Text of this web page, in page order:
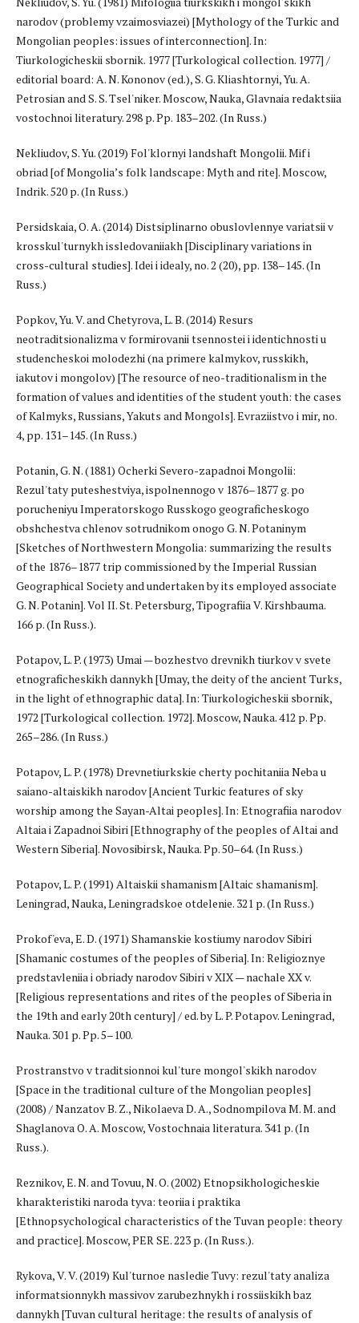
narodov (problemy vzaimosviazei) [Mythology of the Turkic and
Mongolian peoples: issues of interconnection]. In:
Tiurkologicheskii sbornik. 1977 [Turkological collection. 1977] /
editorial board: A. N. Kononov (ed.), S. G. Kliashtornyi, Yu. A.
Petrosian and S. S. Tsel'niker. Moscow, Nauka, Glavnaia redaktsiia
vostochnoi literatury. 298 p. Pp. 183–202. (In Russ.)
Nekliudov, S. Yu. (2019) Fol'klornyi landshaft Mongolii. Mif i
obriad [of Mongolia’s folk landscape: Myth and rite]. Moscow,
Indrik. 520 p. (In Russ.)
Persidskaia, O. A. (2014) Distsiplinarno obuslovlennye variatsii v
krosskul'turnykh issledovaniiakh [Disciplinary variations in
cross-cultural studies]. Idei i idealy, no. 2 (20), pp. 138–145. (In
Russ.)
Popkov, Yu. V. and Chetyrova, L. B. (2014) Resurs
neotraditsionalizma v formirovanii tsennostei i identichnosti u
studencheskoi molodezhi (na primere kalmykov, russkikh,
iakutov i mongolov) [The resource of neo-traditionalism in the
formation of values and identities of the student youth: the cases
of Kalmyks, Russians, Yakuts and Mongols]. Evraziistvo i mir, no.
4, pp. 131–145. (In Russ.)
Potanin, G. N. (1881) Ocherki Severo-zapadnoi Mongolii:
Rezul'taty puteshestviya, ispolnennogo v 1876–1877 g. po
porucheniyu Imperatorskogo Russkogo geograficheskogo
obshchestva chlenov sotrudnikom onogo G. N. Potaninym
[Sketches of Northwestern Mongolia: summarizing the results
of the 1876–1877 trip commissioned by the Imperial Russian
Geographical Society and undertaken by its employed associate
G. N. Potanin]. Vol II. St. Petersburg, Tipografiia V. Kirshbauma.
166 p. (In Russ.).
Potapov, L. P. (1973) Umai — bozhestvo drevnikh tiurkov v svete
etnograficheskikh dannykh [Umay, the deity of the ancient Turks,
in the light of ethnographic data]. In: Tiurkologicheskii sbornik,
1972 [Turkological collection. 1972]. Moscow, Nauka. 412 p. Pp.
265–286. (In Russ.)
Potapov, L. P. (1978) Drevnetiurkskie cherty pochitaniia Neba u
saiano-altaiskikh narodov [Ancient Turkic features of sky
worship among the Sayan-Altai peoples]. In: Etnografiia narodov
Altaia i Zapadnoi Sibiri [Ethnography of the peoples of Altai and
Western Siberia]. Novosibirsk, Nauka. Pp. 50–64. (In Russ.)
Potapov, L. P. (1991) Altaiskii shamanism [Altaic shamanism].
Leningrad, Nauka, Leningradskoe otdelenie. 321 p. (In Russ.)
Prokof'eva, E. D. (1971) Shamanskie kostiumy narodov Sibiri
[Shamanic costumes of the peoples of Siberia]. In: Religioznye
predstavleniia i obriady narodov Sibiri v XIX — nachale XX v.
[Religious representations and rites of the peoples of Siberia in
the 19th and early 20th century] / ed. by L. P. Potapov. Leningrad,
Nauka. 301 p. Pp. 5–100.
Prostranstvo v traditsionnoi kul'ture mongol'skikh narodov
[Space in the traditional culture of the Mongolian peoples]
(2008) / Nanzatov B. Z., Nikolaeva D. A., Sodnompilova M. M. and
Shaglanova O. A. Moscow, Vostochnaia literatura. 341 p. (In
Russ.).
Reznikov, E. N. and Tovuu, N. O. (2002) Etnopsikhologicheskie
kharakteristiki naroda tyva: teoriia i praktika
[Ethnopsychological characteristics of the Tuvan people: theory
and practice]. Moscow, PER SE. 223 p. (In Russ.).
Rykova, V. V. (2019) Kul'turnoe nasledie Tuvy: rezul'taty analiza
informatsionnykh massivov zarubezhnykh i rossiiskikh baz
dannykh [Tuvan сultural heritage: the results of analysis of